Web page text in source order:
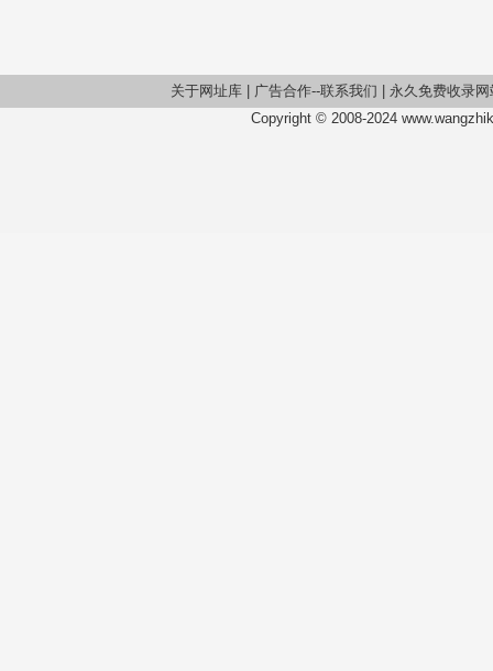
关于网址库| 广告合作--联系我们
永久免费收录网
Copyright © 2008-2024